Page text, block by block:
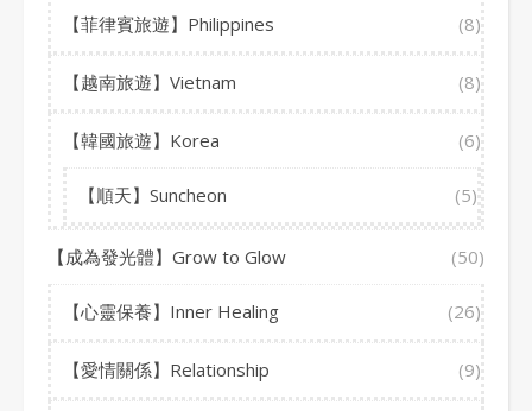
【菲律賓旅遊】Philippines (8)
【越南旅遊】Vietnam (8)
【韓國旅遊】Korea (6)
【順天】Suncheon (5)
【成為發光體】Grow to Glow (50)
【心靈保養】Inner Healing (26)
【愛情關係】Relationship (9)